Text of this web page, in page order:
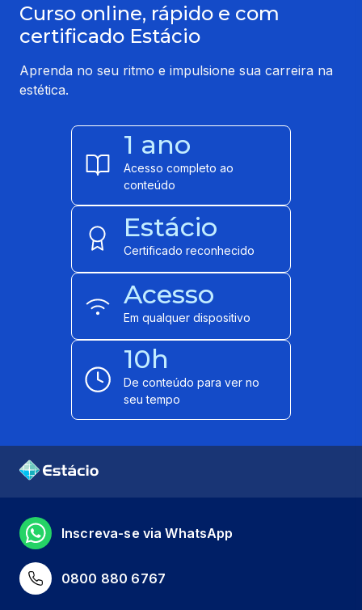
Curso online, rápido e com
certificado Estácio
Aprenda no seu ritmo e impulsione sua carreira na
estética.
1 ano
Acesso completo ao
conteúdo
Estácio
Certificado reconhecido
Acesso
Em qualquer dispositivo
10h
De conteúdo para ver no
seu tempo
0800 880 6767
Inscreva-se via WhatsApp